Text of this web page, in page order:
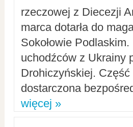
rzeczowej z Diecezji
marca dotarła do
Sokołowie
uchodźców z Ukrainy
Drohiczyńskiej.
dostarczona
więcej »